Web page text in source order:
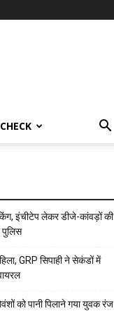
इंचीटेप लेकर डीजे-कांवड़ों की
पुलिस
GRP सिपाही ने सेकंडों में
को पानी पिलाने गया युवक रंज